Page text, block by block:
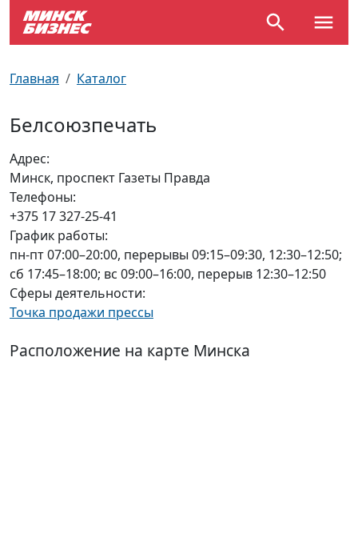
Главная Каталог
Белсоюзпечать
Адрес:
Минск, проспект Газеты Правда
Телефоны:
+375 17 327-25-41
График работы:
пн-пт 07:00–20:00, перерывы 09:15–09:30, 12:30–12:50;
сб 17:45–18:00; вс 09:00–16:00, перерыв 12:30–12:50
Сферы деятельности:
Точка продажи прессы
Расположение на карте Минска
Улицы Минска
Производственный календарь
Документы для ЗАГСа
Пробки на дорогах
Самолеты